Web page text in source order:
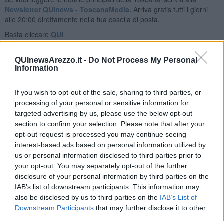
QUInewsArezzo.it - Do Not Process My Personal
Information
If you wish to opt-out of the sale, sharing to third parties, or
processing of your personal or sensitive information for
targeted advertising by us, please use the below opt-out
section to confirm your selection. Please note that after your
opt-out request is processed you may continue seeing
interest-based ads based on personal information utilized by
us or personal information disclosed to third parties prior to
your opt-out. You may separately opt-out of the further
disclosure of your personal information by third parties on the
IAB’s list of downstream participants. This information may
also be disclosed by us to third parties on the IAB’s List of
Downstream Participants that may further disclose it to other
Newsletter QUInews - ToscanaMedia. Arriva gratis tutti i giorni
alle 20:00 direttamente nella tua casella di posta.
Basta cliccare QUI
Videogallery